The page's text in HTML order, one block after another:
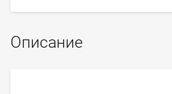
Описание